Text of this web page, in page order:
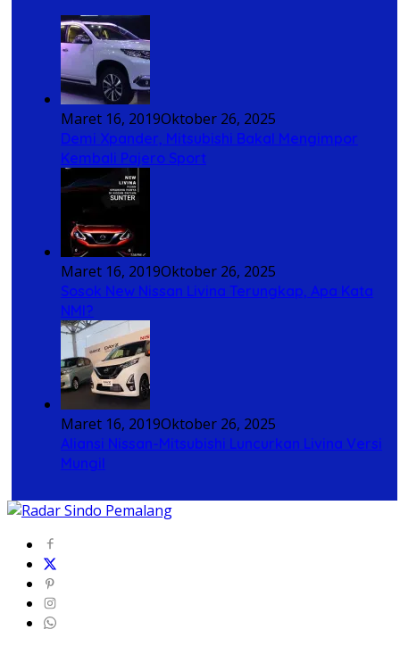
Maret 16, 2019Oktober 26, 2025
Demi Xpander, Mitsubishi Bakal Mengimpor
Kembali Pajero Sport
Maret 16, 2019Oktober 26, 2025
Sosok New Nissan Livina Terungkap, Apa Kata
NMI?
Maret 16, 2019Oktober 26, 2025
Aliansi Nissan-Mitsubishi Luncurkan Livina Versi
Mungil